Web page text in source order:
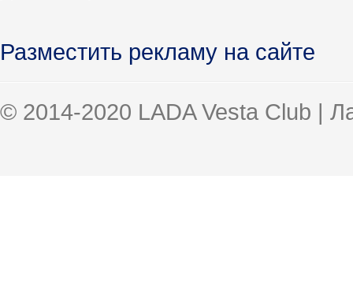
Разместить рекламу на сайте
© 2014-2020 LADA Vesta Club |